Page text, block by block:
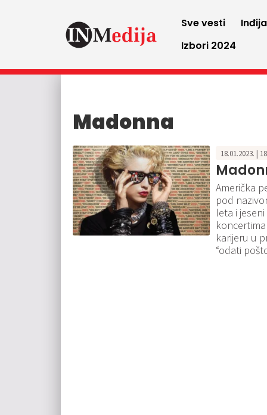
Sve vesti
Inđija
Izbori 2024
Madonna
18.01.2023. |
Američka
pod
leta i
karijeru u
“odati